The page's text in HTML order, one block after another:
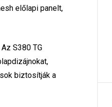
előlapi panelt,
S380 TG
biztosítják a